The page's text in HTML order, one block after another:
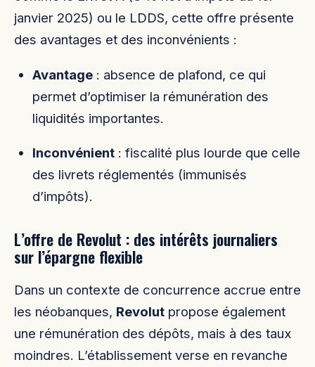
janvier 2025) ou le LDDS, cette offre présente
des avantages et des inconvénients :
Avantage: absence de plafond, ce qui
permet d’optimiser la rémunération des
liquidités importantes.
Inconvénient: fiscalité plus lourde que celle
des livrets réglementés (immunisés
d’impôts).
L’offre de Revolut : des intérêts journaliers
sur l’épargne flexible
Dans un contexte de concurrence accrue entre
les néobanques, Revolut propose également
une rémunération des dépôts, mais à des taux
moindres. L’établissement verse en revanche